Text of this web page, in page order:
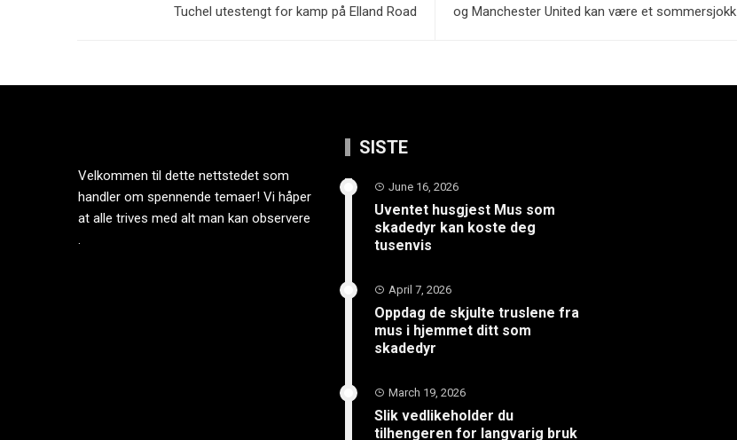
Tuchel utestengt for kamp på Elland Road
og Manchester United kan være et sommersjokk
Velkommen til dette nettstedet som
handler om spennende temaer! Vi håper
at alle trives med alt man kan observere
.
SISTE
June 16, 2026
Uventet husgjest Mus som
skadedyr kan koste deg
tusenvis
April 7, 2026
Oppdag de skjulte truslene fra
mus i hjemmet ditt som
skadedyr
March 19, 2026
Slik vedlikeholder du
tilhengeren for langvarig bruk